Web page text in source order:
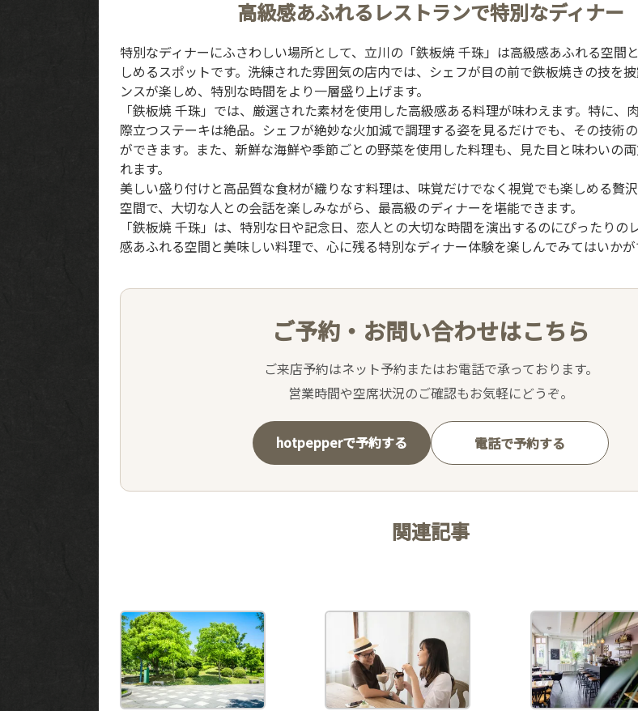
高級感あふれるレストランで特別なディナー
特別なディナーにふさわしい場所として、立川の「鉄板焼 千珠」は高級感あふれる空間
しめるスポットです。洗練された雰囲気の店内では、シェフが目の前で鉄板焼きの技を
ンスが楽しめ、特別な時間をより一層盛り上げます。
「鉄板焼 千珠」では、厳選された素材を使用した高級感ある料理が味わえます。特に、
際立つステーキは絶品。シェフが絶妙な火加減で調理する姿を見るだけでも、その技術
ができます。また、新鮮な海鮮や季節ごとの野菜を使用した料理も、見た目と味わいの
れます。
美しい盛り付けと高品質な食材が織りなす料理は、味覚だけでなく視覚でも楽しめる贅
空間で、大切な人との会話を楽しみながら、最高級のディナーを堪能できます。
「鉄板焼 千珠」は、特別な日や記念日、恋人との大切な時間を演出するのにぴったりの
感あふれる空間と美味しい料理で、心に残る特別なディナー体験を楽しんでみてはいかが
ご予約・お問い合わせはこちら
ご来店予約はネット予約またはお電話で承っております。
営業時間や空席状況のご確認もお気軽にどうぞ。
hotpepperで予約する 電話で予約する
関連記事